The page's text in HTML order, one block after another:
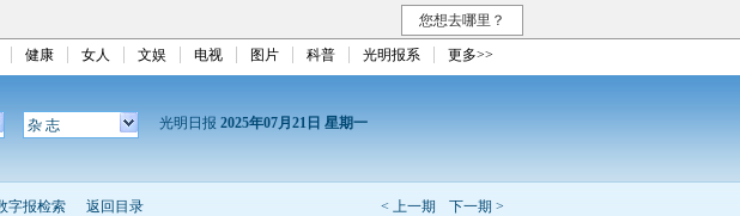
您想去哪里？
健康 女人 文娱 电视 图片 科普 光明报系 更多>>
杂 志 光明日报 2025年07月21日 星期一
< 上一期 下一期 >
字报检索 返回目录